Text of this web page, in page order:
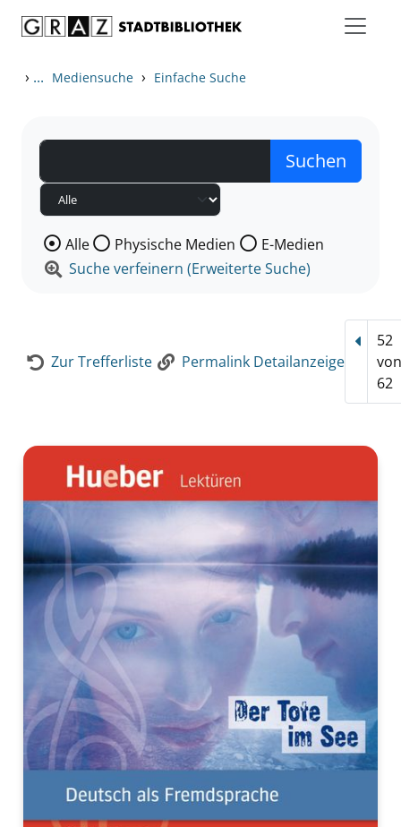
› ... Mediensuche › Einfache Suche
Wählen Sie die Medienart nach der Sie suchen wollen.
Alle Physische Medien
E-Medien
Suche verfeinern (Erweiterte Suche)
Zur Trefferliste Permalink Detailanzeige
52
von
62